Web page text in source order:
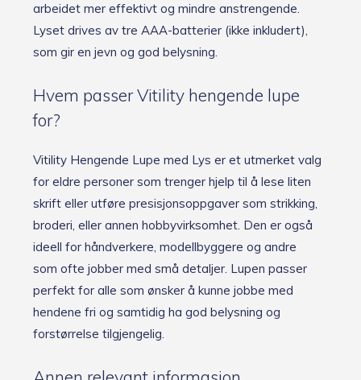
arbeidet mer effektivt og mindre anstrengende.
Lyset drives av tre AAA-batterier (ikke inkludert),
som gir en jevn og god belysning.
Hvem passer Vitility hengende lupe
for?
Vitility Hengende Lupe med Lys er et utmerket valg
for eldre personer som trenger hjelp til å lese liten
skrift eller utføre presisjonsoppgaver som strikking,
broderi, eller annen hobbyvirksomhet. Den er også
ideell for håndverkere, modellbyggere og andre
som ofte jobber med små detaljer. Lupen passer
perfekt for alle som ønsker å kunne jobbe med
hendene fri og samtidig ha god belysning og
forstørrelse tilgjengelig.